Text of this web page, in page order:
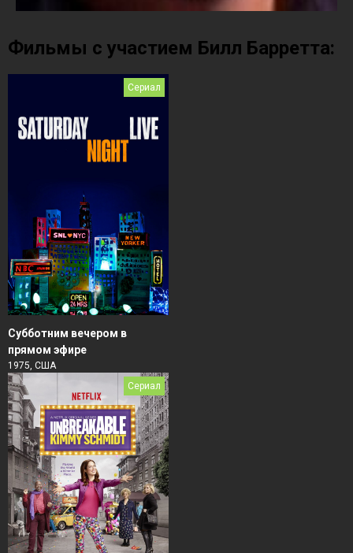
Фильмы с участием Билл Барретта:
Сериал
Субботним вечером в
прямом эфире
1975, США
Сериал